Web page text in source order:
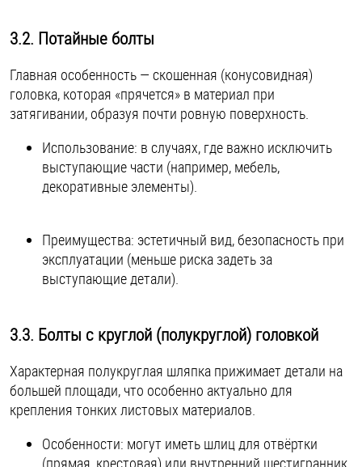
3.2. Потайные болты
Главная особенность — скошенная (конусовидная)
головка, которая «прячется» в материал при
затягивании, образуя почти ровную поверхность.
Использование: в случаях, где важно исключить
выступающие части (например, мебель,
декоративные элементы).
Преимущества: эстетичный вид, безопасность при
эксплуатации (меньше риска задеть за
выступающие детали).
3.3. Болты с круглой (полукруглой) головкой
Характерная полукруглая шляпка прижимает детали на
большей площади, что особенно актуально для
крепления тонких листовых материалов.
Особенности: могут иметь шлиц для отвёртки